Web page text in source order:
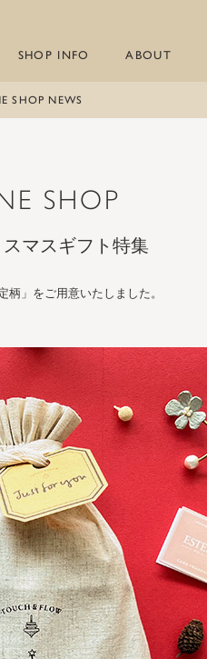
SHOP INFO ABOUT
SHOP NEWS
SHOP
マスギフト特集
」をご用意いたしました。